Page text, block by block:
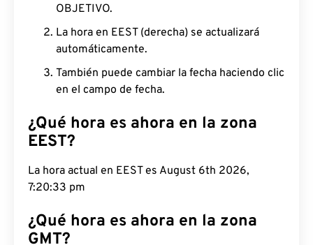
OBJETIVO.
La hora en EEST (derecha) se actualizará
automáticamente.
También puede cambiar la fecha haciendo clic
en el campo de fecha.
¿Qué hora es ahora en la zona
EEST?
La hora actual en EEST es August 6th 2026,
7:20:34 pm
¿Qué hora es ahora en la zona
GMT?